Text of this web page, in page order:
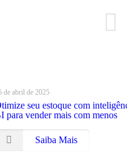
de abril de 2025
seu estoque com
para vender mais com menos
Saiba Mais